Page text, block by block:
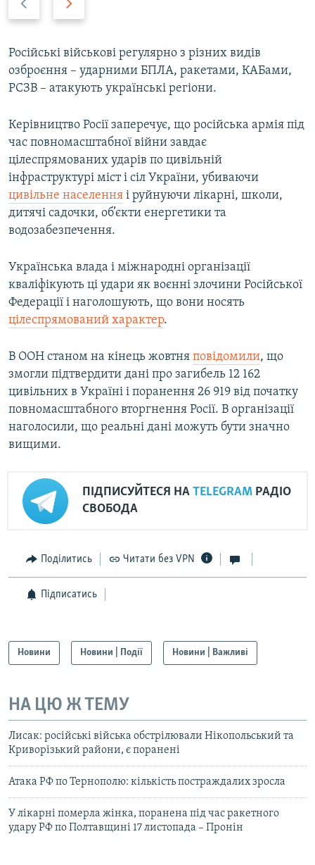
а
д
р
е
д
Російські військові регулярно з різних видів
озброєння – ударними БПЛА, ракетами, КАБами,
РСЗВ – атакують українські регіони.
Керівництво Росії заперечує, що російська армія під
час повномасштабної війни завдає
цілеспрямованих ударів по цивільній
інфраструктурі міст і сіл України, убиваючи
цивільне населення і руйнуючи лікарні, школи,
дитячі садочки, об’єкти енергетики та
водозабезпечення.
Українська влада і міжнародні організації
кваліфікують ці удари як воєнні злочини Російської
Федерації і наголошують, що вони носять
цілеспрямований характер.
В ООН станом на кінець жовтня повідомили, що
змогли підтвердити дані про загибель 12 162
цивільних в Україні і поранення 26 919 від початку
повномасштабного вторгнення Росії. В організації
наголосили, що реальні дані можуть бути значно
вищими.
ПІДПИСУЙТЕСЯ НА TELEGRAM РАДІО
СВОБОДА
Поділитись Читати без VPN
Підписатись
Новини Новини | Події Новини | Важливі
НА ЦЮ Ж ТЕМУ
Лисак: російські війська обстрілювали Нікопольський та
Криворізький райони, є поранені
Атака РФ по Тернополю: кількість постраждалих зросла
У лікарні померла жінка, поранена під час ракетного
удару РФ по Полтавщині 17 листопада – Пронін